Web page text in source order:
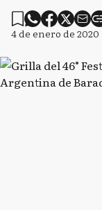
4 de enero de 2020